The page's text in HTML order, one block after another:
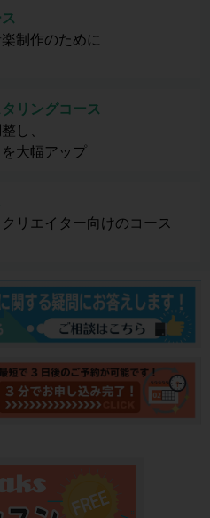
制作のために
リングコース
し、
大幅アップ
リエイター向けのコース